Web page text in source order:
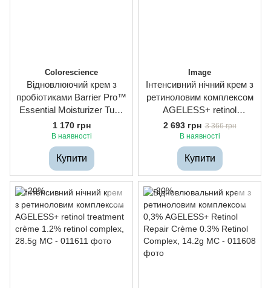
Colorescience
Відновлюючий крем з
пробіотиками Barrier Pro™
Essential Moisturizer Tube
Deluxe, 8ml
1 170 грн
В наявності
Купити
Image
Інтенсивний нічний крем з
ретиноловим комплексом
AGELESS+ retinol
treatment crème 1.2%
retinol complex, 14.2g
2 693 грн 3 366 грн
В наявності
Купити